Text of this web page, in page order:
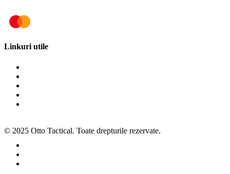
Linkuri utile
© 2025 Otto Tactical. Toate drepturile rezervate.